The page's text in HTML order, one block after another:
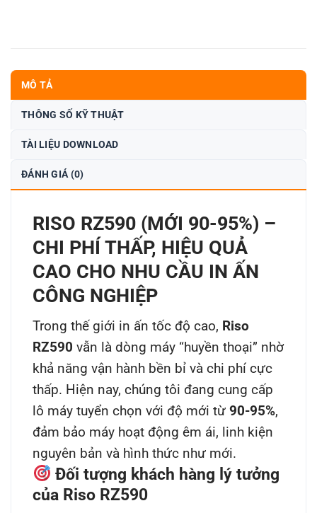
MÔ TẢ
THÔNG SỐ KỸ THUẬT
TÀI LIỆU DOWNLOAD
ĐÁNH GIÁ (0)
RISO RZ590 (MỚI 90-95%) –
CHI PHÍ THẤP, HIỆU QUẢ
CAO CHO NHU CẦU IN ẤN
CÔNG NGHIỆP
Trong thế giới in ấn tốc độ cao, Riso
RZ590 vẫn là dòng máy “huyền thoại” nhờ
khả năng vận hành bền bỉ và chi phí cực
thấp. Hiện nay, chúng tôi đang cung cấp
lô máy tuyển chọn với độ mới từ 90-95%,
đảm bảo máy hoạt động êm ái, linh kiện
nguyên bản và hình thức như mới.
Đối tượng khách hàng lý tưởng
của Riso RZ590